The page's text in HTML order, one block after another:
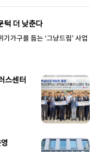
턱 더 낮춘다
가구를 돕는 ‘그냥드림’ 사업
스센터